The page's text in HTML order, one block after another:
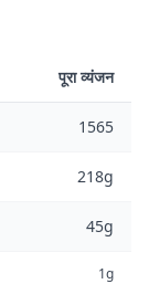
पूरा व्यंजन
1565
218g
45g
1g